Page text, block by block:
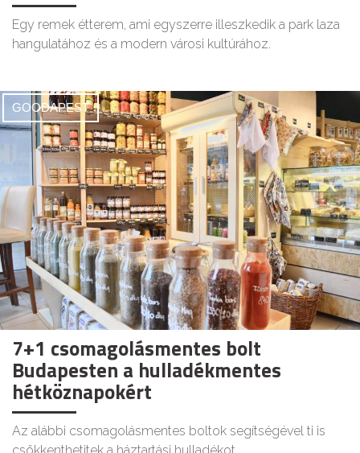
Egy remek étterem, ami egyszerre illeszkedik a park laza
hangulatához és a modern városi kultúrához.
GOODAPEST
7+1 csomagolásmentes bolt
Budapesten a hulladékmentes
hétköznapokért
Az alábbi csomagolásmentes boltok segítségével ti is